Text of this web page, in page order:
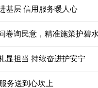
基层 信用服务暖人心
卷询民意，精准施策护碧
显担当 持续奋进护安宁
务送到心坎上